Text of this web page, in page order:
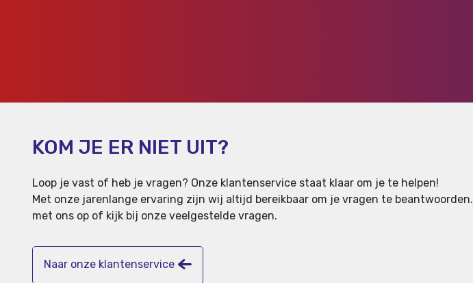
KOM JE ER NIET UIT?
Loop je vast of heb je vragen? Onze klantenservice staat klaar om je te helpen!
Met onze jarenlange ervaring zijn wij altijd bereikbaar om je vragen te beantwoorden.
met ons op of kijk bij onze veelgestelde vragen.
Naar onze klantenservice